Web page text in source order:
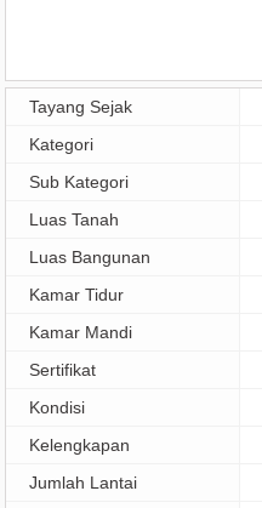
Tayang Sejak
Kategori
Sub Kategori
Luas Tanah
Luas Bangunan
Kamar Tidur
Kamar Mandi
Sertifikat
Kondisi
Kelengkapan
Jumlah Lantai